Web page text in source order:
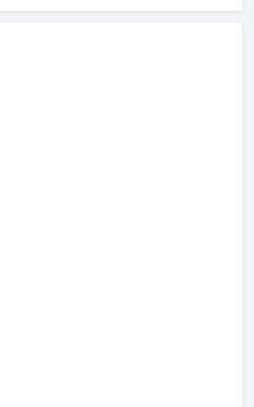
少而减小，回到家亲朋好